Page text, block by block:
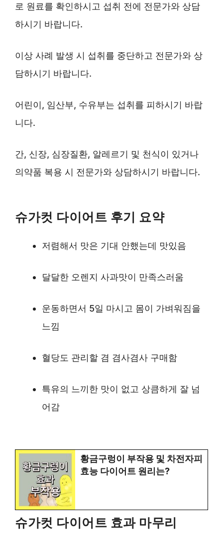
로 원료를 확인하시고 섭취 전에 전문가와 상담
하시기 바랍니다.
이상 사례 발생 시 섭취를 중단하고 전문가와 상
담하시기 바랍니다.
어린이, 임산부, 수유부는 섭취를 피하시기 바랍
니다.
간, 신장, 심장질환, 알레르기 및 천식이 있거나
의약품 복용 시 전문가와 상담하시기 바랍니다.
슈가컷 다이어트 후기 요약
저렴해서 맛은 기대 안했는데 맛있음
달달한 오렌지 사과맛이 만족스러움
운동하면서 5일 마시고 몸이 가벼워짐을
느낌
혈당도 관리할 겸 겸사겸사 구매함
특유의 느끼한 맛이 없고 상큼하게 잘 넘
어감
황금구렁이 부작용 및 차전자피
효능 다이어트 원리는?
슈가컷 다이어트 효과 마무리